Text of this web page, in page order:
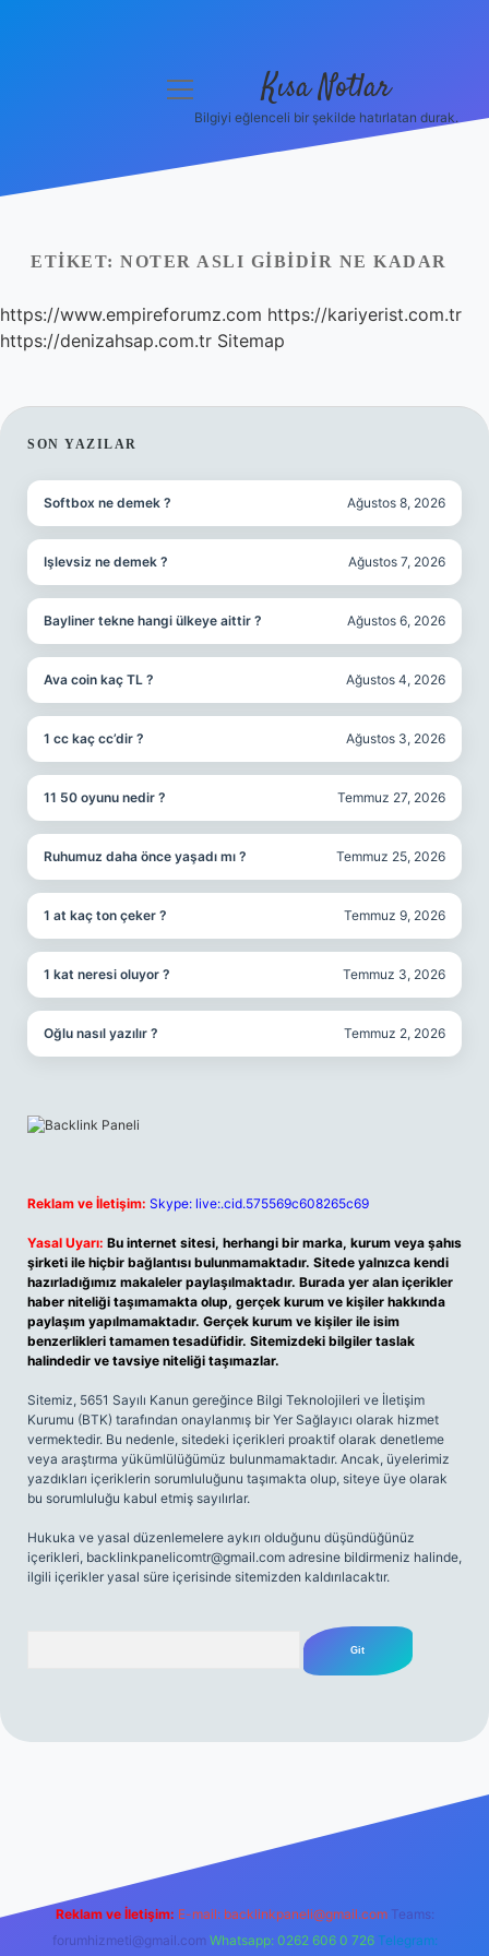
Yasal Uyarı
Hakkımızda
menüyü
Kısa Notlar
Bilgiyi eğlenceli bir şekilde hatırlatan durak.
ETIKET: NOTER ASLI GIBIDIR NE KADAR
https://www.empireforumz.com https://kariyerist.com.tr
https://denizahsap.com.tr Sitemap
SIDEBAR
SON YAZILAR
Softbox ne demek ? Ağustos 8, 2026
Işlevsiz ne demek ? Ağustos 7, 2026
Bayliner tekne hangi ülkeye aittir ? Ağustos 6, 2026
Ava coin kaç TL ? Ağustos 4, 2026
1 cc kaç cc’dir ? Ağustos 3, 2026
11 50 oyunu nedir ? Temmuz 27, 2026
Ruhumuz daha önce yaşadı mı ? Temmuz 25, 2026
1 at kaç ton çeker ? Temmuz 9, 2026
1 kat neresi oluyor ? Temmuz 3, 2026
Oğlu nasıl yazılır ? Temmuz 2, 2026
Reklam ve İletişim: Skype: live:.cid.575569c608265c69
Yasal Uyarı: Bu internet sitesi, herhangi bir marka, kurum veya şahıs
şirketi ile hiçbir bağlantısı bulunmamaktadır. Sitede yalnızca kendi
hazırladığımız makaleler paylaşılmaktadır. Burada yer alan içerikler
haber niteliği taşımamakta olup, gerçek kurum ve kişiler hakkında
paylaşım yapılmamaktadır. Gerçek kurum ve kişiler ile isim
benzerlikleri tamamen tesadüfidir. Sitemizdeki bilgiler taslak
halindedir ve tavsiye niteliği taşımazlar.
Sitemiz, 5651 Sayılı Kanun gereğince Bilgi Teknolojileri ve İletişim
Kurumu (BTK) tarafından onaylanmış bir Yer Sağlayıcı olarak hizmet
vermektedir. Bu nedenle, sitedeki içerikleri proaktif olarak denetleme
veya araştırma yükümlülüğümüz bulunmamaktadır. Ancak, üyelerimiz
yazdıkları içeriklerin sorumluluğunu taşımakta olup, siteye üye olarak
bu sorumluluğu kabul etmiş sayılırlar.
Hukuka ve yasal düzenlemelere aykırı olduğunu düşündüğünüz
içerikleri, backlinkpanelicomtr@gmail.com adresine bildirmeniz halinde,
ilgili içerikler yasal süre içerisinde sitemizden kaldırılacaktır.
Reklam ve İletişim: E-mail: backlinkpaneli@gmail.com Teams:
forumhizmeti@gmail.com Whatsapp: 0262 606 0 726 Telegram: